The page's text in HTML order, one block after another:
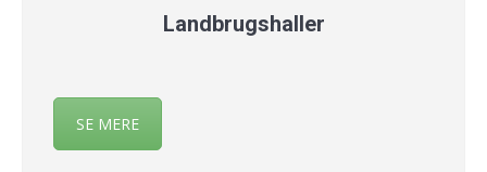
Landbrugshaller
SE MERE